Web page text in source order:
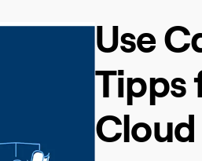
Use
Tipps
Cloud